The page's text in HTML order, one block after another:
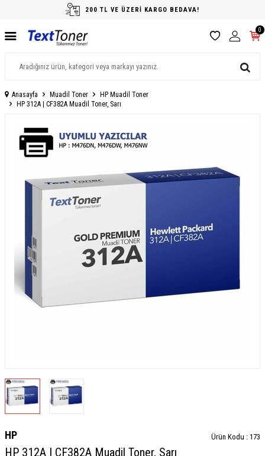
200 TL VE ÜZERİ KARGO BEDAVA!
0
Anasayfa Muadil Toner
HP Muadil Toner
HP 312A | CF382A Muadil Toner, Sarı
HP Ürün Kodu : 173
HP 312A | CF382A Muadil Toner, Sarı